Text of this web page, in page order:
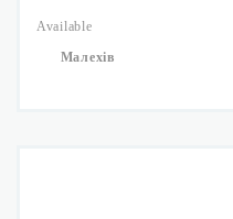
Available
Малехів